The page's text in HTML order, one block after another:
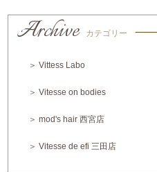
Archive カテゴリー
＞ Vittess Labo
＞ Vitesse on bodies
＞ mod's hair 西宮店
＞ Vitesse de efi 三田店